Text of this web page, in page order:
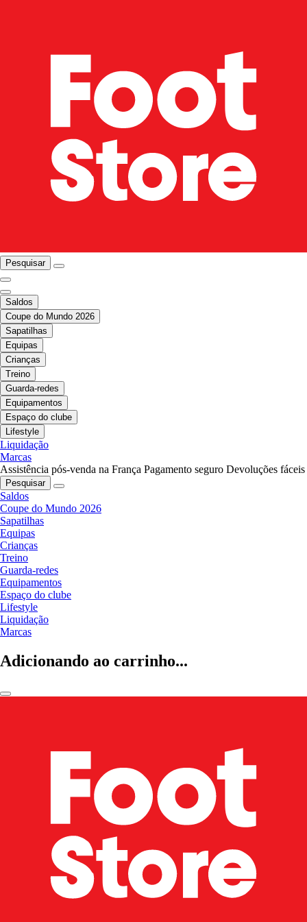
Pesquisar
Saldos
Coupe do Mundo 2026
Sapatilhas
Equipas
Crianças
Treino
Guarda-redes
Equipamentos
Espaço do clube
Lifestyle
Liquidação
Marcas
Assistência pós-venda na França Pagamento seguro Devoluções fáceis
Pesquisar
Saldos
Coupe do Mundo 2026
Sapatilhas
Equipas
Crianças
Treino
Guarda-redes
Equipamentos
Espaço do clube
Lifestyle
Liquidação
Marcas
Adicionando ao carrinho...